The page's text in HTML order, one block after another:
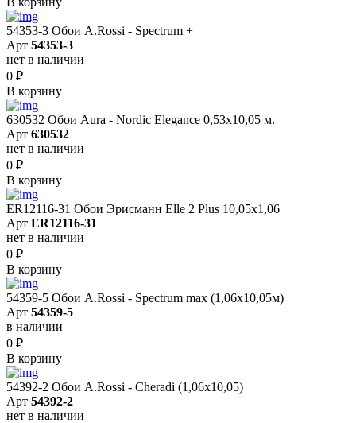
54353-3 Обои A.Rossi - Spectrum +
Арт 54353-3
нет в наличии
0 ₽
В корзину
630532 Обои Aura - Nordic Elegance 0,53x10,05 м.
Арт 630532
нет в наличии
0 ₽
В корзину
ER12116-31 Обои Эрисманн Elle 2 Plus 10,05x1,06
Арт ER12116-31
нет в наличии
0 ₽
В корзину
54359-5 Обои A.Rossi - Spectrum max (1,06x10,05м)
Арт 54359-5
в наличии
0 ₽
В корзину
54392-2 Обои A.Rossi - Cheradi (1,06x10,05)
Арт 54392-2
нет в наличии